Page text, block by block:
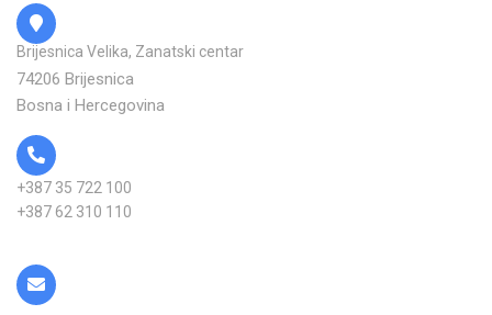
Brijesnica Velika, Zanatski centar
74206 Brijesnica
Bosna i Hercegovina
+387 35 722 100
+387 62 310 110